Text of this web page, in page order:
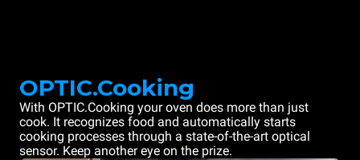
OPTIC.Cooking
With OPTIC.Cooking your oven does more than just
cook. It recognizes food and automatically starts
cooking processes through a state-of-the-art optical
sensor. Keep another eye on the prize.